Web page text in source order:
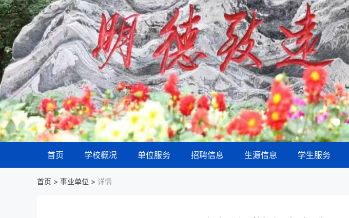
首页 学校概况 单位服务 招聘信息 生源信息 学生服务
首页 > 事业单位 > 详情